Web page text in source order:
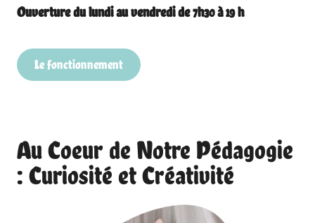
Ouverture du lundi au vendredi de 7h30 à 19 h
Le fonctionnement
Au Coeur de Notre Pédagogie
: Curiosité et Créativité